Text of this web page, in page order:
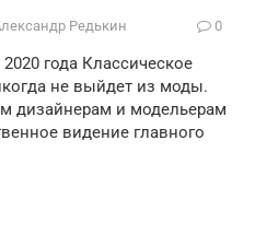
Редькин 0
года Классическое
не выйдет из моды.
дизайнерам и модельерам
видение главного